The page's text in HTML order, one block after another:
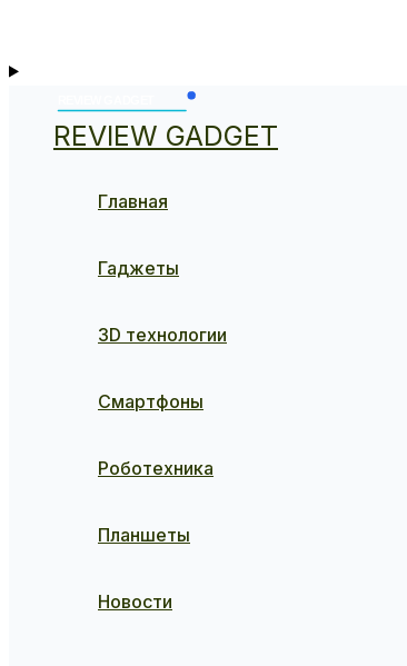
REVIEW GADGET
Главная
Гаджеты
3D технологии
Смартфоны
Роботехника
Планшеты
Новости